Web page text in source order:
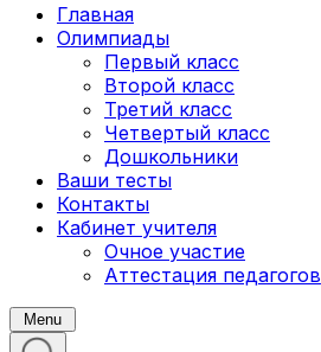
Главная
Олимпиады
Первый класс
Второй класс
Третий класс
Четвертый класс
Дошкольники
Ваши тесты
Контакты
Кабинет учителя
Очное участие
Аттестация педагогов
Menu